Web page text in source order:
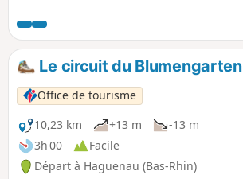
Le circuit du Blumengarten
Office de tourisme
10,23 km
+13 m
-13 m
3h 00
Facile
Départ à Haguenau (Bas-Rhin)